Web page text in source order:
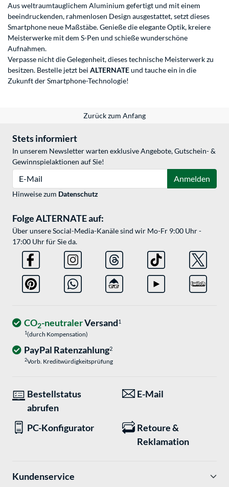
Aus weltraumtauglichem Aluminium gefertigt und mit einem
beeindruckenden, rahmenlosen Design ausgestattet, setzt dieses
Smartphone neue Maßstäbe. Genieße die elegante Optik, kreiere
Meisterwerke mit dem S-Pen und schieße wunderschöne
Aufnahmen.
Verpasse nicht die Gelegenheit, dieses technische Meisterwerk zu
besitzen. Bestelle jetzt bei ALTERNATEund tauche ein in die
Zukunft der Smartphone-Technologie!
Zurück zum Anfang
Stets informiert
In unserem Newsletter warten exklusive Angebote, Gutschein- &
Gewinnspielaktionen auf Sie!
Anmelden
Hinweise zum Datenschutz
Folge ALTERNATE auf:
Über unsere Social-Media-Kanäle sind wir Mo-Fr 9:00 Uhr -
17:00 Uhr für Sie da.
CO2-neutralerVersand1
1(durch Kompensation)
PayPal Ratenzahlung2
2Vorb. Kreditwürdigkeitsprüfung
Bestellstatus
abrufen
E-Mail
PC-Konfigurator
Retoure &
Reklamation
Kundenservice